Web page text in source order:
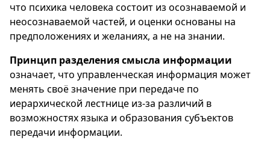
что психика человека состоит из осознаваемой и
неосознаваемой частей, и оценки основаны на
предположениях и желаниях, а не на знании.
Принцип разделения смысла информации
означает, что управленческая информация может
менять своё значение при передаче по
иерархической лестнице из-за различий в
возможностях языка и образования субъектов
передачи информации.